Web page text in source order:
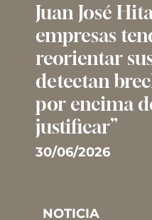
Juan José
empresas
reorientar
detectan
por encima
justificar”
30/06/2026
NOTICIA